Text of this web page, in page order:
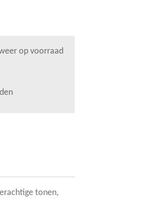
op voorraad
tonen,